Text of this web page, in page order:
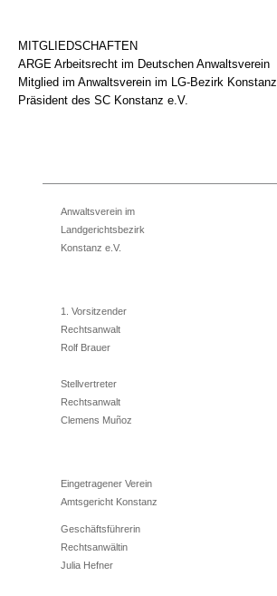
MITGLIEDSCHAFTEN
ARGE Arbeitsrecht im Deutschen Anwaltsverein
Mitglied im Anwaltsverein im LG-Bezirk Konstanz
Präsident des SC Konstanz e.V.
Anwaltsverein im
Landgerichtsbezirk
Konstanz e.V.
1. Vorsitzender
Rechtsanwalt
Rolf Brauer
Stellvertreter
Rechtsanwalt
Clemens Muñoz
Eingetragener Verein
Amtsgericht Konstanz
Geschäftsführerin
Rechtsanwältin
Julia Hefner